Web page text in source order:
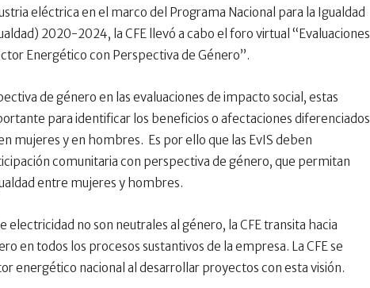
eléctrica en el marco del Programa Nacional para la Igualdad
2020-2024, la CFE llevó a cabo el foro virtual “Evaluaciones
Energético con Perspectiva de Género”.
de género en las evaluaciones de impacto social, estas
para identificar los beneficios o afectaciones diferenciados
mujeres y en hombres. Es por ello que las EvIS deben
comunitaria con perspectiva de género, que permitan
entre mujeres y hombres.
no son neutrales al género, la CFE transita hacia
en todos los procesos sustantivos de la empresa. La CFE se
energético nacional al desarrollar proyectos con esta visión.